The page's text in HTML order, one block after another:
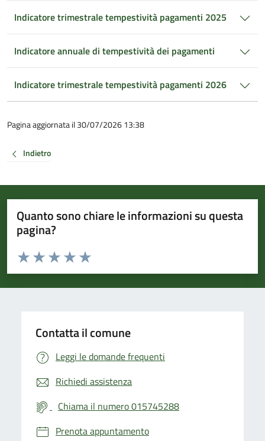
Indicatore trimestrale tempestività pagamenti 2025
Indicatore annuale di tempestività dei pagamenti
Indicatore trimestrale tempestività pagamenti 2026
Pagina aggiornata il 30/07/2026 13:38
Indietro
Quanto sono chiare le informazioni su questa
pagina?
Valuta da 1 a 5 stelle la pagina
Valuta 5 stelle su 5
Valuta 4 stelle su 5
Valuta 3 stelle su 5
Valuta 2 stelle su 5
Valuta 1 stelle su 5
Contatta il comune
Leggi le domande frequenti
Richiedi assistenza
Chiama il numero 015745288
Prenota appuntamento